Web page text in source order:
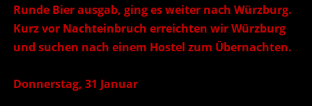
Runde Bier ausgab, ging es weiter nach Würzburg.
Kurz vor Nachteinbruch erreichten wir Würzburg
und suchen nach einem Hostel zum Übernachten.
Donnerstag, 31 Januar